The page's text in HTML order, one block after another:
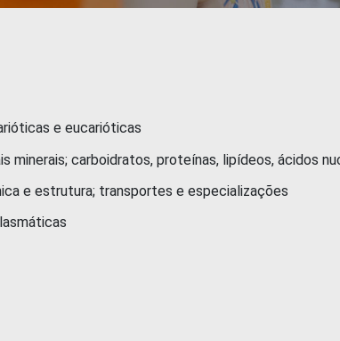
e eucarióticas
carboidratos, proteínas, lipídeos, ácidos
estrutura; transportes e especializações